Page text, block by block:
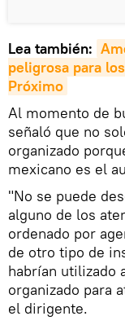
Lea también:
peligrosa para
Próximo
Al momento de
señaló que no
organizado
mexicano es el
"No se puede
alguno de los
ordenado por
de otro tipo de
habrían utilizado
organizado para
el dirigente.